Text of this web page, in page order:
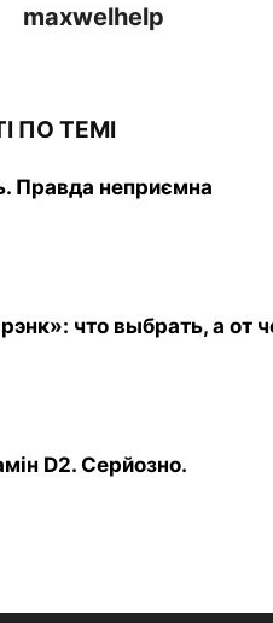
maxwelhelp
ПО ТЕМІ
Правда неприємна
что выбрать, а от
D2. Серйозно.